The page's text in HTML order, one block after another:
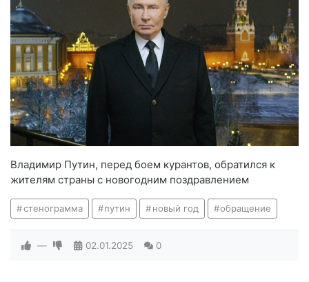
Владимир Путин, перед боем курантов, обратился к
жителям страны с новогодним поздравлением
стенограмма путин новый год обращение
— 02.01.2025 0